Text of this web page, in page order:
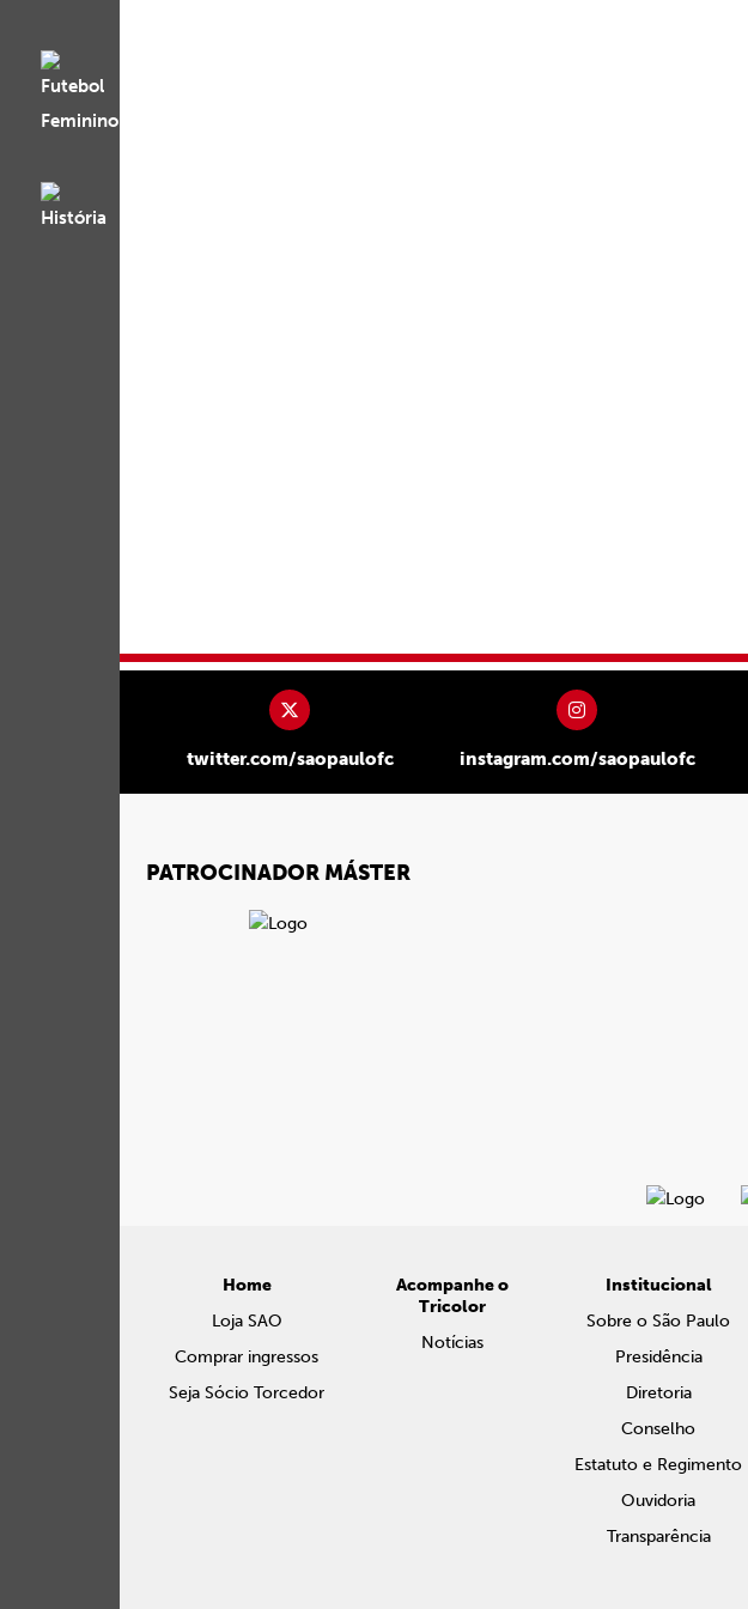
twitter.com/saopaulofc instagram.com/saopaulofc
PATROCINADOR MÁSTER
Home
Loja SAO
Comprar ingressos
Seja Sócio Torcedor
Acompanhe o
Tricolor
Notícias
Institucional
Sobre o São Paulo
Presidência
Diretoria
Conselho
Estatuto e Regimento
Ouvidoria
Transparência